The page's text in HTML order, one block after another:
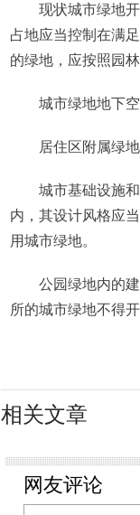
现状城市绿地开
占地应当控制在满
的绿地，应按照园
城市绿地地下空
居住区附属绿地
城市基础设施和
内，其设计风格应
用城市绿地。
公园绿地内的建
所的城市绿地不得
相关文章